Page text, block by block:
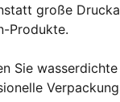
große
Produkte.
Sie